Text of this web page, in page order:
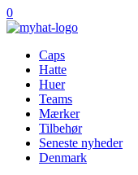
0
Caps
Hatte
Huer
Teams
Mærker
Tilbehør
Seneste nyheder
Denmark